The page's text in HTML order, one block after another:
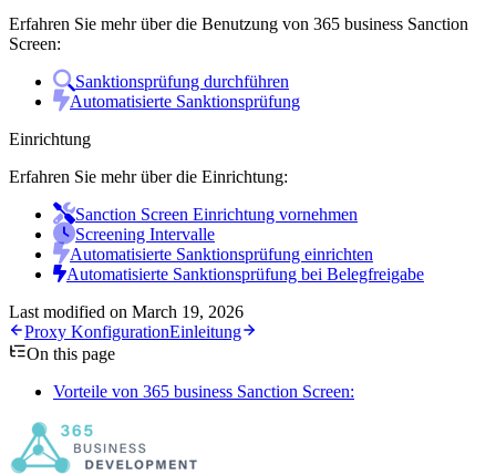
Erfahren Sie mehr über die Benutzung von 365 business Sanction
Screen:
Sanktionsprüfung durchführen
Automatisierte Sanktionsprüfung
Einrichtung
Erfahren Sie mehr über die Einrichtung:
Sanction Screen Einrichtung vornehmen
Screening Intervalle
Automatisierte Sanktionsprüfung einrichten
Automatisierte Sanktionsprüfung bei Belegfreigabe
Last modified on March 19, 2026
Proxy KonfigurationEinleitung
On this page
Vorteile von 365 business Sanction Screen: